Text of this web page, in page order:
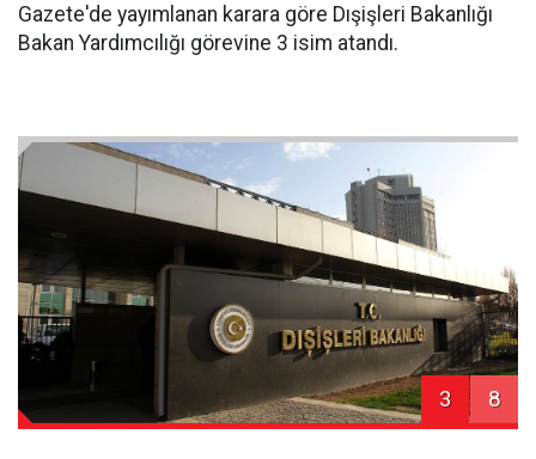
Gazete'de yayımlanan karara göre Dışişleri Bakanlığı
Bakan Yardımcılığı görevine 3 isim atandı.
3 8